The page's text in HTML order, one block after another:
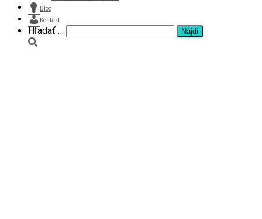
Blog
Kontakt
Hľadať:
Hľadať …